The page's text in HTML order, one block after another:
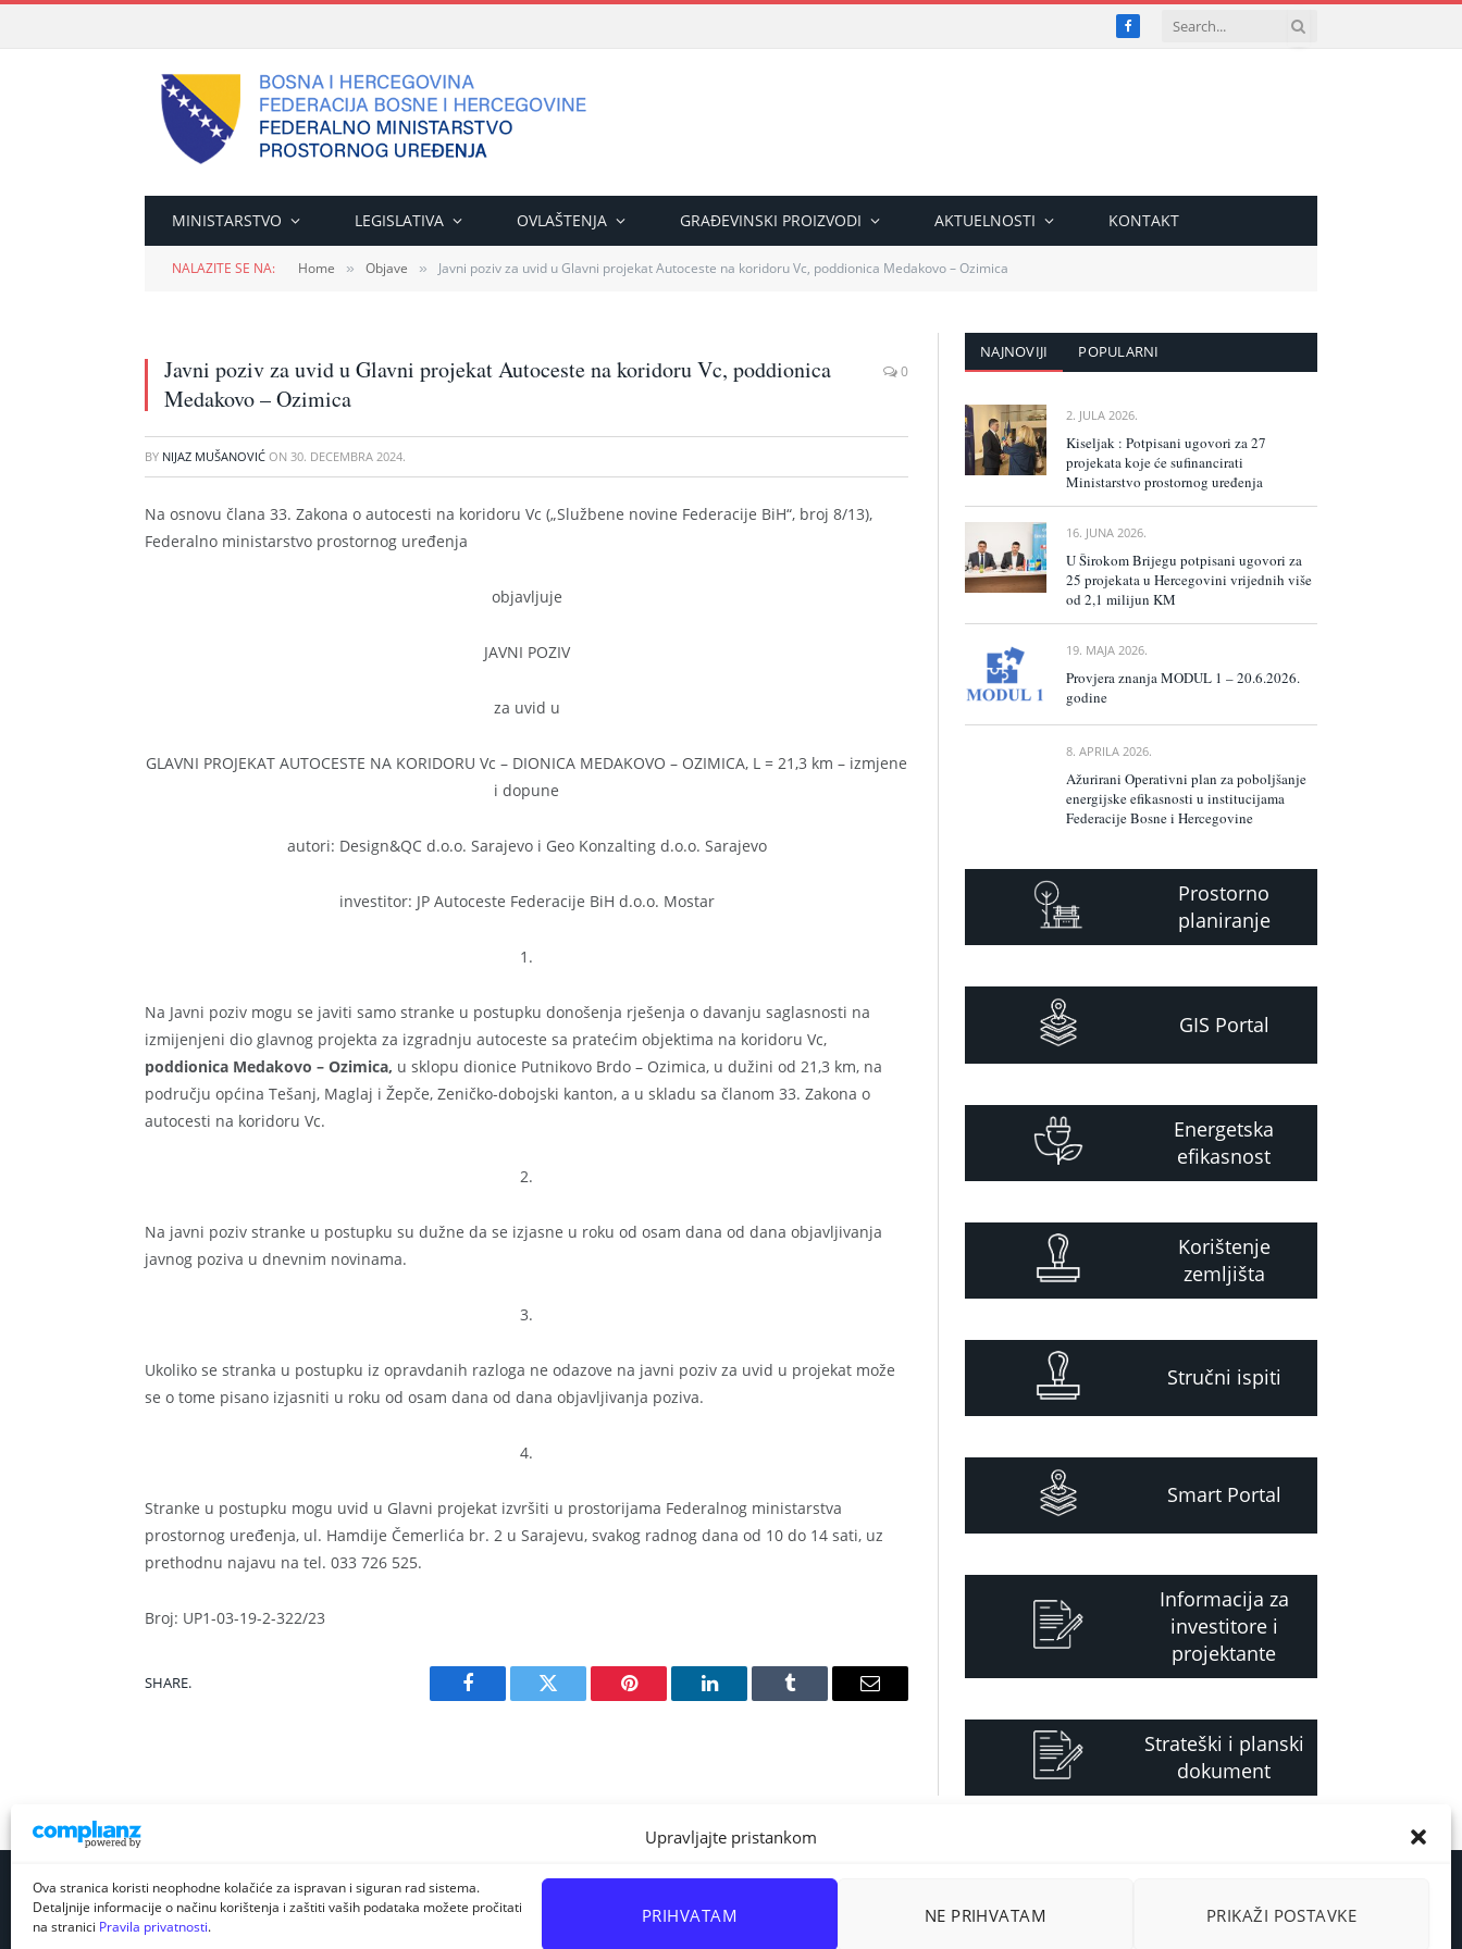
Upravljajte pristankom
Ova stranica koristi neophodne kolačiće za ispravan i siguran rad sistema.
Detaljnije informacije o načinu korištenja i zaštiti vaših podataka možete pročitati
na stranici Pravila privatnosti.
PRIHVATAM NE PRIHVATAM PRIKAŽI POSTAVKE
Facebook
MINISTARSTVO LEGISLATIVA OVLAŠTENJA GRAĐEVINSKI PROIZVODI AKTUELNOSTI KONTAKT
NALAZITE SE NA: Home » Objave » Javni poziv za uvid u Glavni projekat Autoceste na koridoru Vc, poddionica Medakovo – Ozimica
Javni poziv za uvid u Glavni projekat Autoceste na koridoru Vc, poddionica
Medakovo – Ozimica
0
BY NIJAZ MUŠANOVIĆ ON 30. DECEMBRA 2024.
Na osnovu člana 33. Zakona o autocesti na koridoru Vc („Službene novine Federacije BiH“, broj 8/13),
Federalno ministarstvo prostornog uređenja
objavljuje
JAVNI POZIV
za uvid u
GLAVNI PROJEKAT AUTOCESTE NA KORIDORU Vc – DIONICA MEDAKOVO – OZIMICA, L = 21,3 km – izmjene
i dopune
autori: Design&QC d.o.o. Sarajevo i Geo Konzalting d.o.o. Sarajevo
investitor: JP Autoceste Federacije BiH d.o.o. Mostar
1.
Na Javni poziv mogu se javiti samo stranke u postupku donošenja rješenja o davanju saglasnosti na
izmijenjeni dio glavnog projekta za izgradnju autoceste sa pratećim objektima na koridoru Vc,
poddionica Medakovo – Ozimica, u sklopu dionice Putnikovo Brdo – Ozimica, u dužini od 21,3 km, na
području općina Tešanj, Maglaj i Žepče, Zeničko-dobojski kanton, a u skladu sa članom 33. Zakona o
autocesti na koridoru Vc.
2.
Na javni poziv stranke u postupku su dužne da se izjasne u roku od osam dana od dana objavljivanja
javnog poziva u dnevnim novinama.
3.
Ukoliko se stranka u postupku iz opravdanih razloga ne odazove na javni poziv za uvid u projekat može
se o tome pisano izjasniti u roku od osam dana od dana objavljivanja poziva.
4.
Stranke u postupku mogu uvid u Glavni projekat izvršiti u prostorijama Federalnog ministarstva
prostornog uređenja, ul. Hamdije Čemerlića br. 2 u Sarajevu, svakog radnog dana od 10 do 14 sati, uz
prethodnu najavu na tel. 033 726 525.
Broj: UP1-03-19-2-322/23
SHARE.
Facebook Twitter Pinterest LinkedIn Tumblr Email
NAJNOVIJI POPULARNI
2. JULA 2026.
Kiseljak : Potpisani ugovori za 27
projekata koje će sufinancirati
Ministarstvo prostornog uređenja
16. JUNA 2026.
U Širokom Brijegu potpisani ugovori za
25 projekata u Hercegovini vrijednih više
od 2,1 milijun KM
19. MAJA 2026.
Provjera znanja MODUL 1 – 20.6.2026.
godine
8. APRILA 2026.
Ažurirani Operativni plan za poboljšanje
energijske efikasnosti u institucijama
Federacije Bosne i Hercegovine
Prostorno
planiranje
GIS Portal
Energetska
efikasnost
Korištenje
zemljišta
Stručni ispiti
Smart Portal
Informacija za
investitore i
projektante
Strateški i planski
dokument